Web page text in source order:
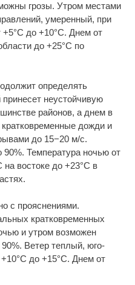
грозы. Утром местами
умеренный, при
+5°С до +10°С. Днем от
до +25°С по
определять
неустойчивую
районов, а днем в
дожди и
до 15−20 м/с.
Температура ночью от
востоке до +23°С в
с прояснениями.
кратковременных
и утром возможен
Ветер теплый, юго-
до +15°С. Днем от